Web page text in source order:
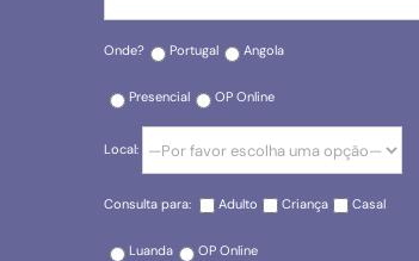
Onde? Portugal Angola
Presencial OP Online
Local:
Consulta para: Adulto Criança Casal
Luanda OP Online